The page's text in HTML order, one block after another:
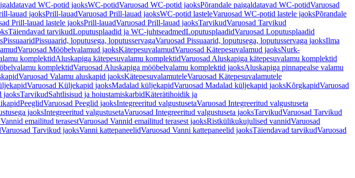
WC-potid jaoksWC-potidVaruosad WC-potid jaoksPõrandale paigaldatavad WC-potidVaruosad
lauad jaoksPrill-lauadVaruosad Prill-lauad jaoksWC-potid lasteleVaruosad WC-potid lastele jaoksPõrandale
Prill-lauad lastele jaoksPrill-lauadVaruosad Prill-lauad jaoksTarvikudVaruosad Tarvikud
Täiendavad tarvikudLoputusplaadid ja WC-juhtseadmedLoputusplaadidVaruosad Loputusplaadid
PissuaaridPissuaarid, loputusega, loputusservagaVaruosad Pissuaarid, loputusega, loputusservaga jaoksIlma
Varuosad Mööbelvalamud jaoksKätepesuvalamudVaruosad Kätepesuvalamud jaoksNurk-
komplektidAluskapiga kätepesuvalamu komplektidVaruosad Aluskapiga kätepesuvalamu komplektid
komplektidVaruosad Aluskapiga mööbelvalamu komplektid jaoksAluskapiga pinnapealse valamu
Varuosad Valamu aluskapid jaoksKätepesuvalamuteleVaruosad Kätepesuvalamutele
Varuosad Küljekapid jaoksMadalad küljekapidVaruosad Madalad küljekapid jaoksKõrgkapidVaruosad
jaoksTarvikudSahtlisisud ja hoiustamiskarbidKäterätihoidik ja
PeeglidVaruosad Peeglid jaoksIntegreeritud valgustusetaVaruosad Integreeritud valgustuseta
jaoksIntegreeritud valgustusetaVaruosad Integreeritud valgustuseta jaoksTarvikudVaruosad Tarvikud
Vannid emailitud terasestVaruosad Vannid emailitud terasest jaoksRistkülikukujulised vannidVaruosad
Varuosad Tarvikud jaoksVanni kattepaneelidVaruosad Vanni kattepaneelid jaoksTäiendavad tarvikudVaruosad